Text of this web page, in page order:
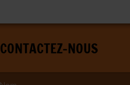
CONTACTEZ-NOUS